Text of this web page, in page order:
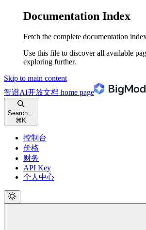
Documentation Index
Fetch the complete documentation
Use this file to discover all available
exploring further.
Skip to main content
智谱AI开放文档 home page
Search...
⌘ K
控制台
价格
财务
API Key
个人中心